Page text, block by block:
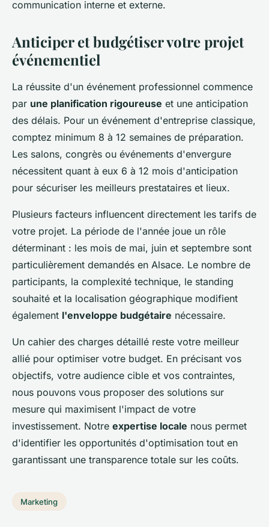
communication interne et externe.
Anticiper et budgétiser votre projet
événementiel
La réussite d'un événement professionnel commence
par une planification rigoureuse et une anticipation
des délais. Pour un événement d'entreprise classique,
comptez minimum 8 à 12 semaines de préparation.
Les salons, congrès ou événements d'envergure
nécessitent quant à eux 6 à 12 mois d'anticipation
pour sécuriser les meilleurs prestataires et lieux.
Plusieurs facteurs influencent directement les tarifs de
votre projet. La période de l'année joue un rôle
déterminant : les mois de mai, juin et septembre sont
particulièrement demandés en Alsace. Le nombre de
participants, la complexité technique, le standing
souhaité et la localisation géographique modifient
également l'enveloppe budgétaire nécessaire.
Un cahier des charges détaillé reste votre meilleur
allié pour optimiser votre budget. En précisant vos
objectifs, votre audience cible et vos contraintes,
nous pouvons vous proposer des solutions sur
mesure qui maximisent l'impact de votre
investissement. Notre expertise locale nous permet
d'identifier les opportunités d'optimisation tout en
garantissant une transparence totale sur les coûts.
Marketing